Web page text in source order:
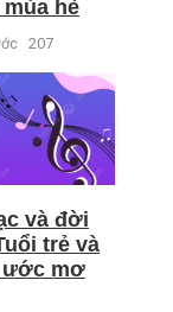
hè
207
và đời
trẻ và
mơ